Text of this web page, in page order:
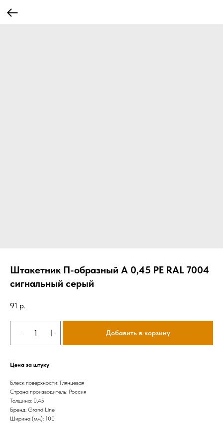
Штакетник П-образный А 0,45 PE RAL 7004
сигнальный серый
91 р.
Добавить в корзину
Цена за штуку
Блеск поверхности: Глянцевая
Страна производитель: Россия
Толщина: 0,45
Бренд: Grand Line
Ширина (мм): 100